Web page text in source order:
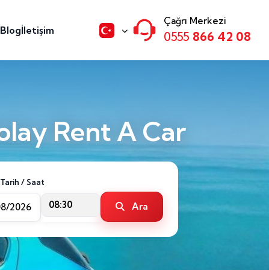
Blogİletişim
Çağrı Merkezi
0555 866 42 08
Rent A Car
Tarih / Saat
08:30 Ara